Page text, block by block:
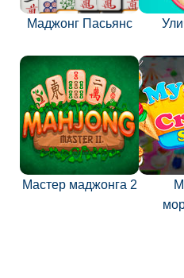
Маджонг Пасьянс
Мастер маджонга 2